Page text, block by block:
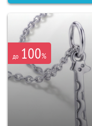
до 100%